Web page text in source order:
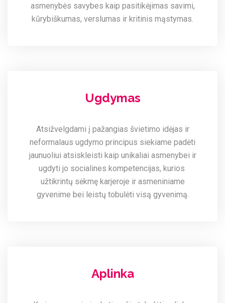
asmenybės savybes kaip pasitikėjimas savimi,
kūrybiškumas, verslumas ir kritinis mąstymas.
Ugdymas
Atsižvelgdami į pažangias švietimo idėjas ir
neformalaus ugdymo principus siekiame padėti
jaunuoliui atsiskleisti kaip unikaliai asmenybei ir
ugdyti jo socialines kompetencijas, kurios
užtikrintų sėkmę karjeroje ir asmeniniame
gyvenime bei leistų tobulėti visą gyvenimą.
Aplinka